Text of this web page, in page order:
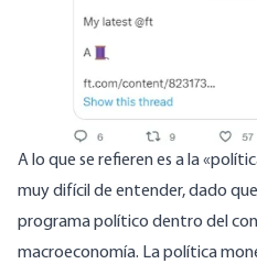
A lo que se refieren es a la
muy difícil de entender, dado
programa político dentro del
macroeconomía. La política